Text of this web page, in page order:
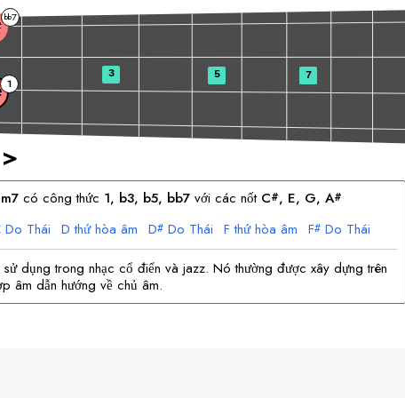
>
1
bb7
3 5 7
có công thức 1, b3, b5, bb7với các nốt C#, E, G, A#
Do Thái D thứ hòa âm D# Do Thái F thứ hòa âm F# Do Thái
G thứ hòa âm A Do Thái B thứ hòa âm
dụng trong nhạc cổ điển và jazz. Nó thường được xây dựng trên
âm dẫn hướng về chủ âm.